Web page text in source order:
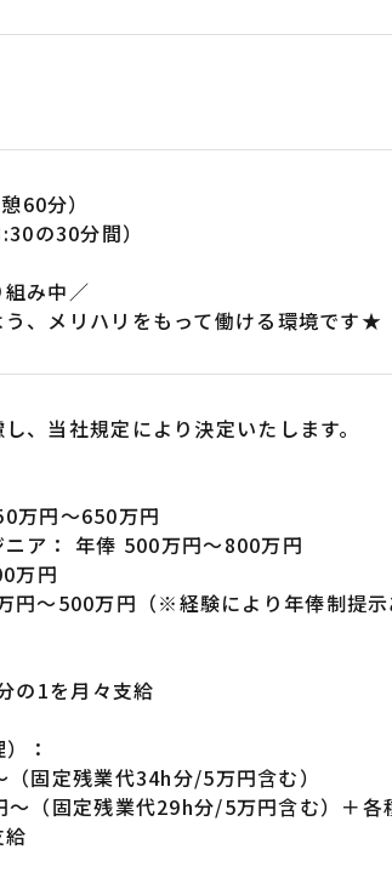
60分）
の30分間）
み中／
、メリハリをもって働ける環境です★
、当社規定により決定いたします。
万円～650万円
ア： 年俸 500万円～800万円
万円
円～500万円（※経験により年俸制提
の1を月々支給
：
固定残業代34h分/5万円含む）
（固定残業代29h分/5万円含む）＋各